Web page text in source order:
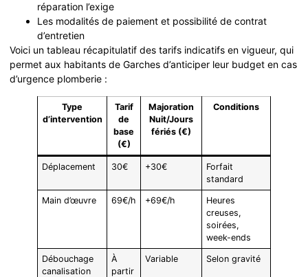
réparation l’exige
Les modalités de paiement et possibilité de contrat
d’entretien
Voici un tableau récapitulatif des tarifs indicatifs en vigueur, qui
permet aux habitants de Garches d’anticiper leur budget en cas
d’urgence plomberie :
Type
d’intervention
Tarif
de
base
(€)
Majoration
Nuit/Jours
fériés (€)
Conditions
Déplacement 30€ +30€
Forfait
standard
Main d’œuvre 69€/h +69€/h
Heures
creuses,
soirées,
week-ends
Débouchage
canalisation
À
partir
Variable Selon gravité